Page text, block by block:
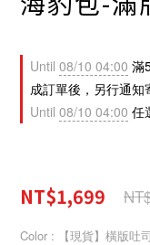
Until 08/10 04:00 滿
成訂單後，另行通
Until 08/10 04:00 任
NT$1,699
Color : 【現貨】橫版吐